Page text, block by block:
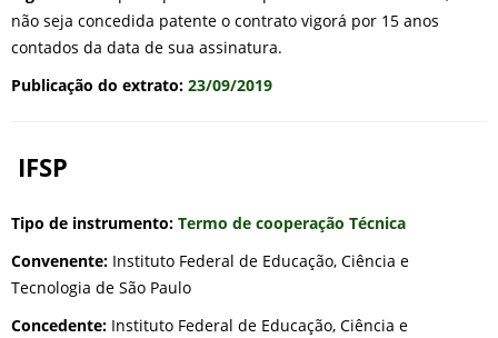
não seja concedida patente o contrato vigorá por 15 anos
contados da data de sua assinatura.
Publicação do extrato: 23/09/2019
IFSP
Tipo de instrumento: Termo de cooperação Técnica
Convenente: Instituto Federal de Educação, Ciência e
Tecnologia de São Paulo
Concedente: Instituto Federal de Educação, Ciência e